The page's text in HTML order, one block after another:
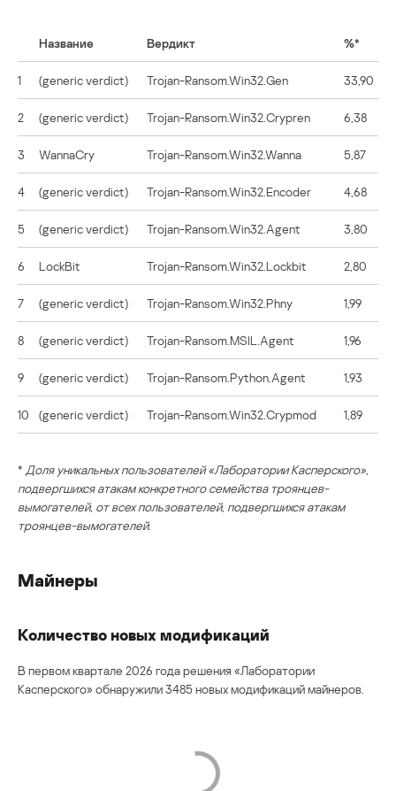
Название Вердикт %*
1 (generic verdict) Trojan-Ransom.Win32.Gen 33,90
2 (generic verdict) Trojan-Ransom.Win32.Crypren 6,38
3 WannaCry Trojan-Ransom.Win32.Wanna 5,87
4 (generic verdict) Trojan-Ransom.Win32.Encoder 4,68
5 (generic verdict) Trojan-Ransom.Win32.Agent 3,80
6 LockBit Trojan-Ransom.Win32.Lockbit 2,80
7 (generic verdict) Trojan-Ransom.Win32.Phny 1,99
8 (generic verdict) Trojan-Ransom.MSIL.Agent 1,96
9 (generic verdict) Trojan-Ransom.Python.Agent 1,93
10 (generic verdict) Trojan-Ransom.Win32.Crypmod 1,89
* Доля уникальных пользователей «Лаборатории Касперского»,
подвергшихся атакам конкретного семейства троянцев-
вымогателей, от всех пользователей, подвергшихся атакам
троянцев-вымогателей.
Майнеры
Количество новых модификаций
В первом квартале 2026 года решения «Лаборатории
Касперского» обнаружили 3485 новых модификаций майнеров.